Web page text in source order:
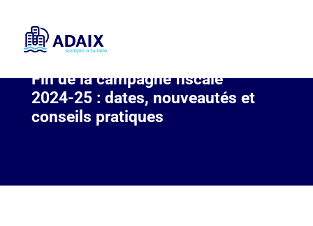
Fin de la campagne fiscale
2024‑25 : dates, nouveautés et
conseils pratiques